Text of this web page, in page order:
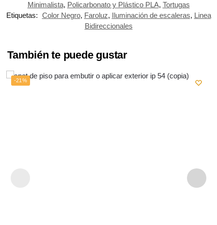
Minimalista, Policarbonato y Plástico PLA, Tortugas
Etiquetas: Color Negro, Faroluz, Iluminación de escaleras, Linea
Bidireccionales
También te puede gustar
-21%